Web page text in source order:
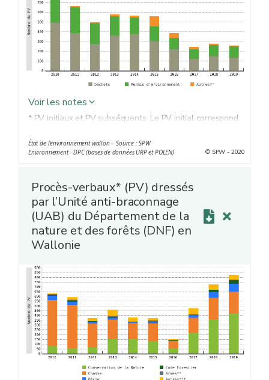
Voir les notes
* PV initiaux et PV subséquents. Le PV initial correspond
infraction(s) concernant un ou plusieurs auteur(s)
** PV relatifs aux infractions en matière d'air, de bruit, de
Code de l'eau, de Code de l'environnement...
État de l'environnement wallon – Source : SPW
Environnement - DPC (bases de données URP et POLEN)
© SPW - 2020
Procès-verbaux* (PV) dressés
par l’Unité anti-braconnage
(UAB) du Département de la
nature et des forêts (DNF) en
Wallonie